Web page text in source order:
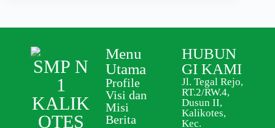
SMP N
1
KALIK
OTES
Menu
Utama
Profile
Visi dan
Misi
Berita
HUBUN
GI KAMI
Jl. Tegal Rejo,
RT.2/RW.4,
Dusun II,
Kalikotes,
Kec.